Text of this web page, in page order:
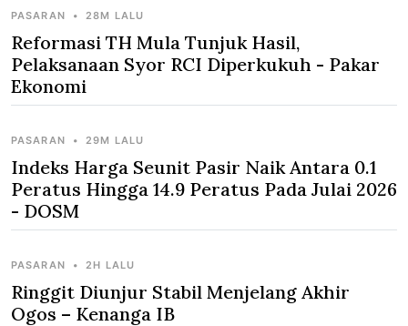
PASARAN • 28M LALU
Reformasi TH Mula Tunjuk Hasil,
Pelaksanaan Syor RCI Diperkukuh - Pakar
Ekonomi
PASARAN • 29M LALU
Indeks Harga Seunit Pasir Naik Antara 0.1
Peratus Hingga 14.9 Peratus Pada Julai 2026
- DOSM
PASARAN • 2H LALU
Ringgit Diunjur Stabil Menjelang Akhir
Ogos – Kenanga IB